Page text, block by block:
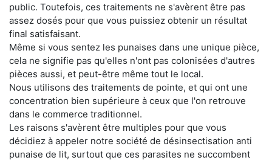
public. Toutefois, ces traitements ne s'avèrent être pas
assez dosés pour que vous puissiez obtenir un résultat
final satisfaisant.
Même si vous sentez les punaises dans une unique pièce,
cela ne signifie pas qu'elles n'ont pas colonisées d'autres
pièces aussi, et peut-être même tout le local.
Nous utilisons des traitements de pointe, et qui ont une
concentration bien supérieure à ceux que l'on retrouve
dans le commerce traditionnel.
Les raisons s'avèrent être multiples pour que vous
décidiez à appeler notre société de désinsectisation anti
punaise de lit, surtout que ces parasites ne succombent